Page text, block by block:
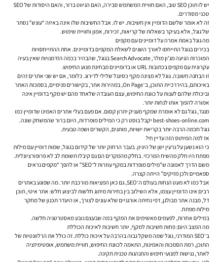
יש לו תוכן SEO טוב, האם חוויית המשתמש סבירה, האם הניווט ברור, והאם היסודות של SEO
טכני מסודרים.
זה לא אומר שלשם הדומיין אין חשיבות. יש לו. אבל החשיבות שלו אינה באיזה “עונש” נסתר
של גוגל, אלא בעיקר בשאלות של קריאות, זכירות, אמון וחוויית שימוש.
מה גוגל באמת אמרה על דומיינים עם מקפים
בכירים בגוגל התייחסו לאורך השנים לשאלת המקפים בדומיינים. אחת ההתייחסויות
המוכרות הגיעה מג'ון מולר, Search Advocate בגוגל, שהבהיר בכמה הזדמנויות שאין בעיה
עקרונית עם מקפים בכתובות URL או בדומיינים מבחינת מנוע החיפוש.
זו הבחנה חשובה. גוגל לא מציגה מקף כסיגנל שלילי לדירוג. כלומר, אם יש שני אתרים זהים
באיכותם, בהיררכיית התוכן, ב־On Page, במהירות אתר, בקישורים פנימיים, בסמכות האתר
וביכולת שלהם לענות על כוונת החיפוש, עצם העובדה שלאחד מהם יש מקף בדומיין אינה
אמורה להפוך אותו לנחות יותר.
מנגד, גוגל גם לא אומרת שמקף מעניק יתרון קסום. אם פעם בעלי אתרים האמינו שדומיין כמו
best-shoes-online.com יקבל בוסט רק כי המילים מופרדות, היום ברור שהמשחק שונה.
גוגל חכמה הרבה יותר בקריאת ישויות, מותגים, הקשרים ושפה טבעית.
אז למה המיתוס הזה עדיין חי?
כי הוא נשען על גרעין ישן של היגיון. בעבר הרחוק יותר של קידום בגוגל, שמות דומיין עם מילות
מפתח היו חלק מהשיח המרכזי. בחלק מהמקרים הם גם קיבלו תשומת לב לא פרופורציונלית.
משם הדרך לאמונה ש”מילים מופרדות במקף עוזרות ל־SEO” או להפך “מקפים נראים
ספאמיים ולכן מזיקים” הייתה קצרה.
אבל כמו לא מעט הנחות בעולם ה־SEO, גם כאן המציאות מורכבת יותר. מה שפוגע באתרים
רבים אינו הדומיין עצמו, אלא השילוב בין בחירות מיתוג חלשות לביצוע חלש: אתר איטי, תוכן
דל, מבנה אתר מבולגן, דפי נחיתה אורגניים שלא עונים לצורך, או היעדר תכנון של מחקר
מילות מפתח.
במילים אחרות, לפעמים מאשימים את המקף במה שבעצם נובע מאסטרטגיה חלשה.
מה המצב היום: פחות חשיבות למקף, יותר חשיבות לאיכות הכוללת
ב־SEO המודרני, גוגל שמה משקל גבוה בהרבה על איכות כוללת. זה כולל את הרלוונטיות של
התוכן, רמת הסמכות והאמינות, התאמה לכוונת החיפוש, חוויית משתמש, אופטימיזציה
לאתר, נגישות למנועי חיפוש והתנהגות טכנית תקינה.